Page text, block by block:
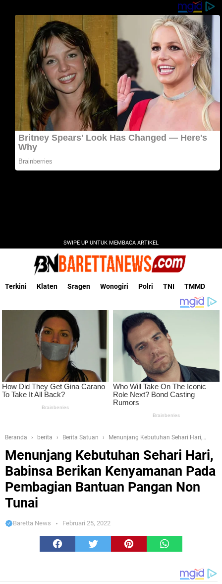
SWIPE UP UNTUK MEMBACA ARTIKEL
Terkini Klaten Sragen Wonogiri Polri TNI TMMD
Beranda berita Berita Satuan
Menunjang Kebutuhan Sehari Hari,
Menunjang Kebutuhan Sehari Hari,
Babinsa Berikan Kenyamanan Pada
Pembagian Bantuan Pangan Non
Tunai
Baretta News Februari 25, 2022